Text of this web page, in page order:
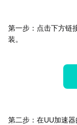
第一步：点击下方链
装。
第二步：在UU加速